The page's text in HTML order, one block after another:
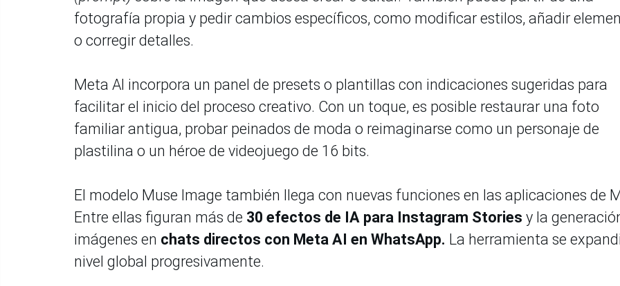
fotografía propia y pedir cambios específicos, como modificar estilos, añadir
o corregir detalles.
Meta AI incorpora un panel de presets o plantillas con indicaciones sugeridas para
facilitar el inicio del proceso creativo. Con un toque, es posible restaurar una foto
familiar antigua, probar peinados de moda o reimaginarse como un personaje de
plastilina o un héroe de videojuego de 16 bits.
El modelo Muse Image también llega con nuevas funciones en las aplicaciones de
Entre ellas figuran más de 30 efectos de IA para Instagram Stories y la
imágenes en chats directos con Meta AI en WhatsApp. La herramienta se
nivel global progresivamente.